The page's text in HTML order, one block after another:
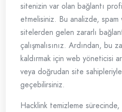
sitenizin var olan bağlantı
etmelisiniz. Bu analizde, spam
sitelerden gelen zararlı
çalışmalısınız. Ardından, bu
kaldırmak için web yöneticisi
veya doğrudan site
geçebilirsiniz.
Hacklink temizleme